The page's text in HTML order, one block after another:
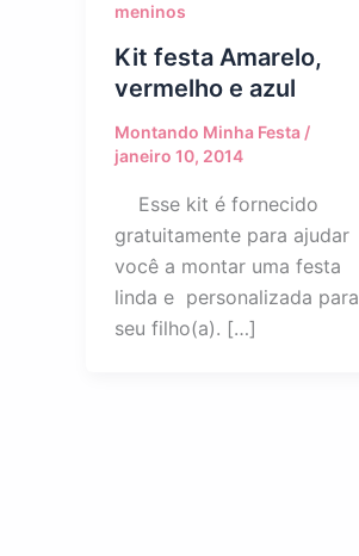
meninos
Kit festa Amarelo,
vermelho e azul
Montando Minha Festa /
janeiro 10, 2014
Esse kit é fornecido
gratuitamente para ajudar
você a montar uma festa
linda e personalizada para
seu filho(a). […]